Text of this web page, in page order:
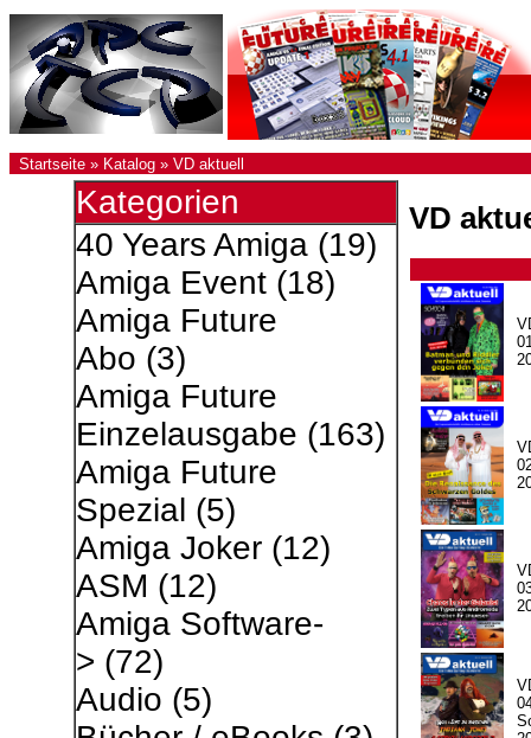
Startseite » Katalog » VD aktuell
Kategorien
40 Years Amiga (19)
Amiga Event (18)
Amiga Future
Abo (3)
Amiga Future
Einzelausgabe (163)
Amiga Future
Spezial (5)
Amiga Joker (12)
ASM (12)
Amiga Software-
> (72)
Audio (5)
VD